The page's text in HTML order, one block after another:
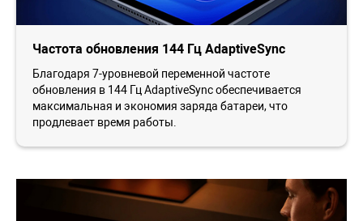
Частота обновления 144 Гц AdaptiveSync
Благодаря 7-уровневой переменной частоте
обновления в 144 Гц AdaptiveSync обеспечивается
максимальная и экономия заряда батареи, что
продлевает время работы.